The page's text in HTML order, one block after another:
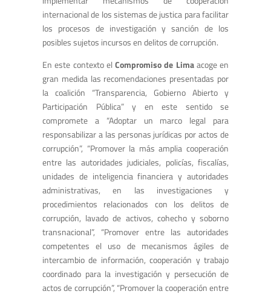
internacional de los sistemas de justica para facilitar
los procesos de investigación y sanción de los
posibles sujetos incursos en delitos de corrupción.
En este contexto el Compromiso de Limaacoge en
gran medida las recomendaciones presentadas por
la coalición “Transparencia, Gobierno Abierto y
Participación Pública” y en este sentido se
compromete a “Adoptar un marco legal para
responsabilizar a las personas jurídicas por actos de
corrupción”, “Promover la más amplia cooperación
entre las autoridades judiciales, policías, fiscalías,
unidades de inteligencia financiera y autoridades
administrativas, en las investigaciones y
procedimientos relacionados con los delitos de
corrupción, lavado de activos, cohecho y soborno
transnacional”, “Promover entre las autoridades
competentes el uso de mecanismos ágiles de
intercambio de información, cooperación y trabajo
coordinado para la investigación y persecución de
actos de corrupción”, “Promover la cooperación entre